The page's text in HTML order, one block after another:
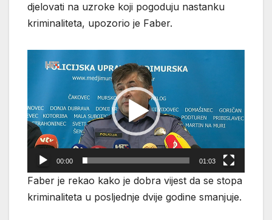
djelovati na uzroke koji pogoduju nastanku
kriminaliteta, upozorio je Faber.
videozapisa
00:00 01:03
Faber je rekao kako je dobra vijest da se stopa
kriminaliteta u posljednje dvije godine smanjuje.